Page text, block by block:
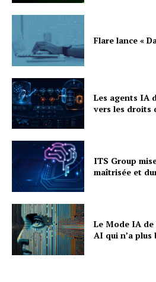
Flare lance «
Les agents IA
vers les droits
ITS Group
maîtrisée et
Le Mode IA
AI qui n’a plus